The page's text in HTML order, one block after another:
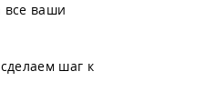
все ваши
шаг к